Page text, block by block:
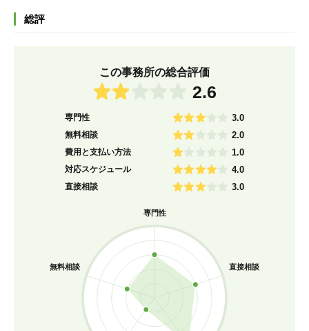
総評
この事務所の総合評価
2.6
専門性 3.0
無料相談 2.0
費用と支払い方法 1.0
対応スケジュール 4.0
直接相談 3.0
専門性
直接相談
無料相談